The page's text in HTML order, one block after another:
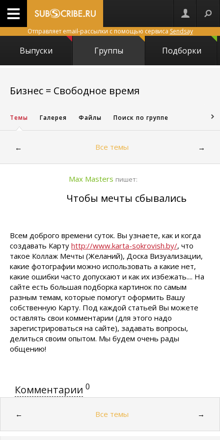
Отправляет email-рассылки с помощью сервиса Sendsay
Выпуски Группы Подборки
Бизнес = Свободное время
Темы Галерея Файлы Поиск по группе
← Все темы →
Max Masters пишет:
Чтобы мечты сбывались
Всем доброго времени суток. Вы узнаете, как и когда
создавать Карту http://www.karta-sokrovish.by/, что
такое Коллаж Мечты (Желаний), Доска Визуализации,
какие фотографии можно использовать а какие нет,
какие ошибки часто допускают и как их избежать.... На
сайте есть большая подборка картинок по самым
разным темам, которые помогут оформить Вашу
собственную Карту. Под каждой статьей Вы можете
оставлять свои комментарии (для этого надо
зарегистрироваться на сайте), задавать вопросы,
делиться своим опытом. Мы будем очень рады
общению!
Комментарии 0
← Все темы →